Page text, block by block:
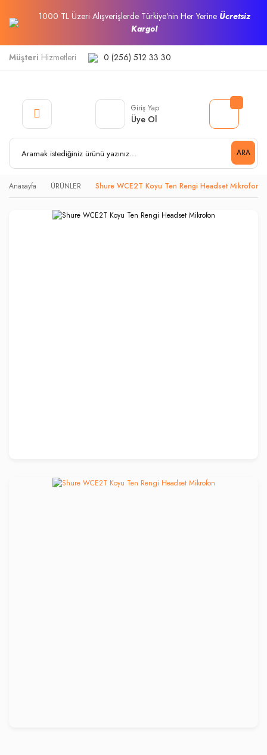
1000 TL Üzeri Alışverişlerde Türkiye'nin Her Yerine Ücretsiz
Kargo!
Müşteri Hizmetleri 0 (256) 512 33 30
ARA
Giriş Yap
Üye Ol
Anasayfa ÜRÜNLER Shure WCE2T Koyu Ten Rengi Headset Mikrofon